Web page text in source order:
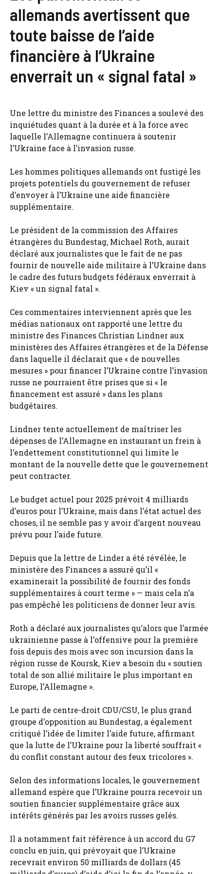
allemands avertissent que
toute baisse de l’aide
financière à l’Ukraine
enverrait un « signal fatal »
Une lettre du ministre des Finances a soulevé des
inquiétudes quant à la durée et à la force avec
laquelle l’Allemagne continuera à soutenir
l’Ukraine face à l’invasion russe.
Les hommes politiques allemands ont fustigé les
projets potentiels du gouvernement de refuser
d’envoyer à l’Ukraine une aide financière
supplémentaire.
Le président de la commission des Affaires
étrangères du Bundestag, Michael Roth, aurait
déclaré aux journalistes que le fait de ne pas
fournir de nouvelle aide militaire à l’Ukraine dans
le cadre des futurs budgets fédéraux enverrait à
Kiev « un signal fatal ».
Ces commentaires interviennent après que les
médias nationaux ont rapporté une lettre du
ministre des Finances Christian Lindner aux
ministères des Affaires étrangères et de la Défense
dans laquelle il déclarait que « de nouvelles
mesures » pour financer l’Ukraine contre l’invasion
russe ne pourraient être prises que si « le
financement est assuré » dans les plans
budgétaires.
Lindner tente actuellement de maîtriser les
dépenses de l’Allemagne en instaurant un frein à
l’endettement constitutionnel qui limite le
montant de la nouvelle dette que le gouvernement
peut contracter.
Le budget actuel pour 2025 prévoit 4 milliards
d’euros pour l’Ukraine, mais dans l’état actuel des
choses, il ne semble pas y avoir d’argent nouveau
prévu pour l’aide future.
Depuis que la lettre de Linder a été révélée, le
ministère des Finances a assuré qu’il «
examinerait la possibilité de fournir des fonds
supplémentaires à court terme » — mais cela n’a
pas empêché les politiciens de donner leur avis.
Roth a déclaré aux journalistes qu’alors que l’armée
ukrainienne passe à l’offensive pour la première
fois depuis des mois avec son incursion dans la
région russe de Koursk, Kiev a besoin du « soutien
total de son allié militaire le plus important en
Europe, l’Allemagne ».
Le parti de centre-droit CDU/CSU, le plus grand
groupe d’opposition au Bundestag, a également
critiqué l’idée de limiter l’aide future, affirmant
que la lutte de l’Ukraine pour la liberté souffrait «
du conflit constant autour des feux tricolores ».
Selon des informations locales, le gouvernement
allemand espère que l’Ukraine pourra recevoir un
soutien financier supplémentaire grâce aux
intérêts générés par les avoirs russes gelés.
Il a notamment fait référence à un accord du G7
conclu en juin, qui prévoyait que l’Ukraine
recevrait environ 50 milliards de dollars (45